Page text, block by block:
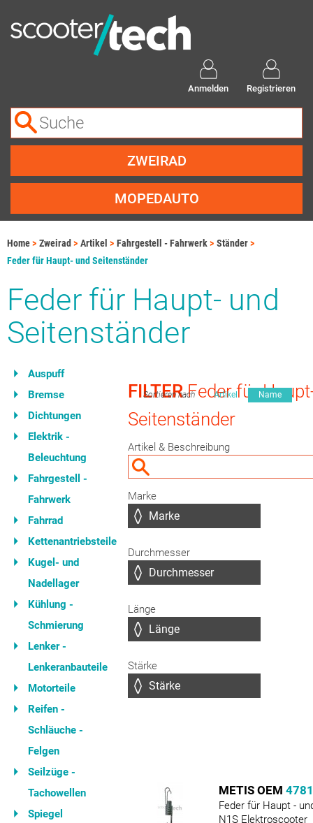
Anmelden Registrieren
ZWEIRAD
MOPEDAUTO
Home Zweirad Artikel Fahrgestell - Fahrwerk
Ständer
Feder für Haupt- und Seitenständer
Feder für Haupt- und
Seitenständer
Auspuff
Bremse
Dichtungen
Elektrik -
Beleuchtung
Fahrgestell -
Fahrwerk
Fahrrad
Kettenantriebsteile
Kugel- und
Nadellager
Kühlung -
Schmierung
Lenker -
Lenkeranbauteile
Motorteile
Reifen -
Schläuche -
Felgen
Seilzüge -
Tachowellen
Spiegel
FILTERFeder für
Seitenständer
Sortieren nach Artikel Name
Artikel & Beschreibung
Marke
Durchmesser
Länge
Stärke
METIS OEM
Feder für Haupt -
N1S Elektroscooter